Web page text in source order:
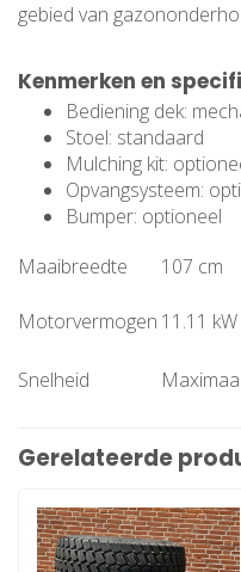
gebied van
Kenmerken en
Bediening dek:
Stoel: standaard
Mulching kit:
Opvangsysteem:
Bumper: optioneel
Maaibreedte
107 cm
Motorvermogen 11.11
Snelheid
Gerelateerde